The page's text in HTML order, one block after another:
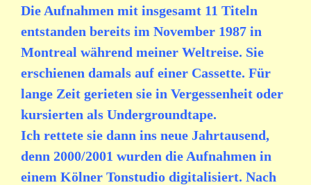
Die Aufnahmen mit insgesamt 11 Titeln
entstanden bereits im November 1987 in
Montreal während meiner Weltreise. Sie
erschienen damals auf einer Cassette. Für
lange Zeit gerieten sie in Vergessenheit oder
kursierten als Undergroundtape.
Ich rettete sie dann ins neue Jahrtausend,
denn 2000/2001 wurden die Aufnahmen in
einem Kölner Tonstudio digitalisiert. Nach